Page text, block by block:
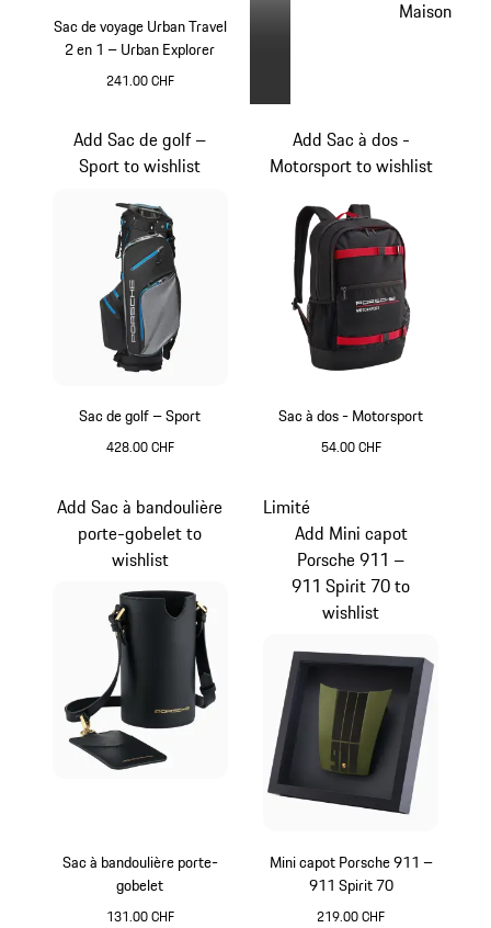
Sac de voyage Urban Travel
2 en 1 – Urban Explorer
241.00 CHF
Maison
Sac de golf – Sport
428.00 CHF
Add Sac de golf –
Sport to wishlist
Sac à dos - Motorsport
54.00 CHF
Add Sac à dos -
Motorsport to wishlist
Sac à bandoulière porte-
gobelet
131.00 CHF
Add Sac à bandoulière
porte-gobelet to
wishlist
Mini capot Porsche 911 –
911 Spirit 70
219.00 CHF
Limité
Add Mini capot
Porsche 911 –
911 Spirit 70 to
wishlist